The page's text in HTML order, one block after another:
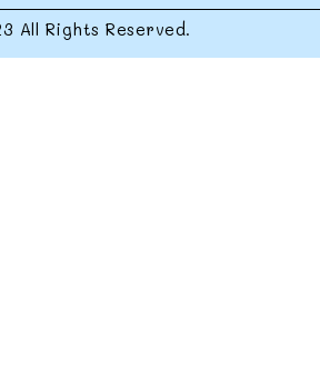
All Rights Reserved.